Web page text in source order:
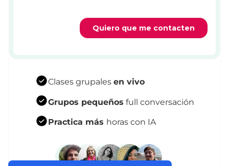
Clases grupales en vivo
Grupos pequeños full conversación
Practica más horas con IA